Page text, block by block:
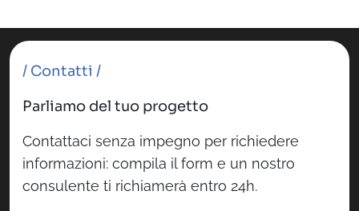
/ Contatti /
Parliamo del tuo progetto
Contattaci senza impegno per richiedere
informazioni: compila il form e un nostro
consulente ti richiamerà entro 24h.